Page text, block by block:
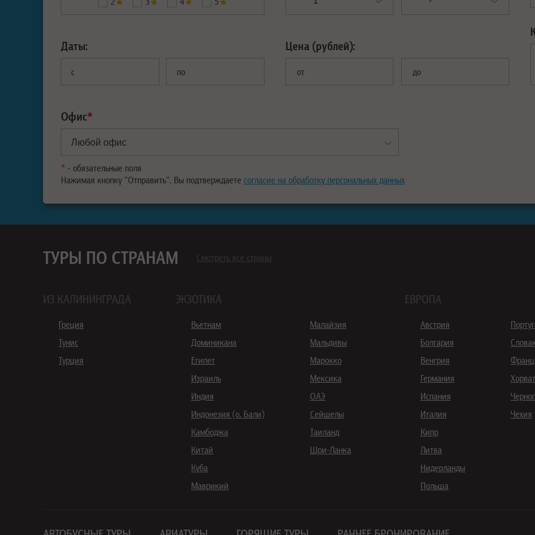
Даты:
с по
Цена (рублей):
от до
Офис*
* - обязательные поля
Нажимая кнопку "Отправить", Вы подтверждаете согласие на обработку персональных данных
ТУРЫ ПО СТРАНАМ Смотреть все страны
ИЗ КАЛИНИНГРАДА
Греция
Тунис
Турция
ЭКЗОТИКА
Вьетнам
Доминикана
Египет
Израиль
Индия
Индонезия (о. Бали)
Камбоджа
Китай
Куба
Маврикий
Малайзия
Мальдивы
Марокко
Мексика
ОАЭ
Сейшелы
Таиланд
Шри-Ланка
ЕВРОПА
Австрия
Болгария
Венгрия
Германия
Испания
Италия
Кипр
Литва
Нидерланды
Польша
Чехия